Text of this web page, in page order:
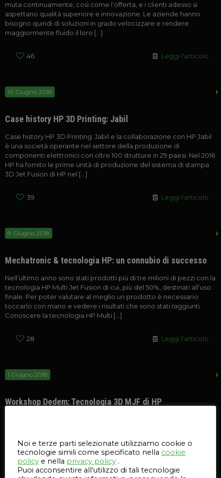
muta continuamente, così come l’offerta, e i clienti adesso si
aspettano qualità superiore e innovazione. Le aziende hanno
bisogno quindi di soluzioni in grado velocizzare e rendere
maggiormente fluido il loro […]
46 Leggi l'articolo
10 Giugno 2018
Case history HP 3D Printing: Jabil
Case history HP 3D Printing: Jabil e la collaborazione con HP Jabil
è una società operante nel settore della produzione di
componenti elettronici con oltre 100 strutture in 29 paesi. Nel 2016
HP ha fornito le prime unità di produzione del sistema di stampa
3D Jet Fusion di HP nel […]
39 Leggi l'articolo
8 Giugno 2018
Mechatronic & tecnologia HP: un connubio di successo
Nell’ultimo anno sono stati prodotti più di tre milioni di pezzi con la
tecnologia HP Multi Jet Fusion di cui, più del 50%, destinati all’uso
finale. Per poter valutare al meglio un prodotto è necessario
toccarlo con mano e vedere i risultati che sono stati raggiunti.
Conoscere la tecnologia HP Multi […]
28 Leggi l'articolo
1 Giugno 2018
Workshop Dedem: Tecnologia 3D MJF di HP
mano la rivoluzionaria tecnologia 3D MJF di HP. Un evento da non
perdere per[…]
Noi e terze parti selezionate utilizziamo cookie o
tecnologie simili come specificato nella cookie
policy e nella privacy policy .
Puoi acconsentire all’utilizzo di tali tecnologie